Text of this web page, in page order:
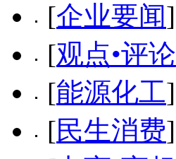
[企业要闻]
[观点•评论
[能源化工]
[民生消费]